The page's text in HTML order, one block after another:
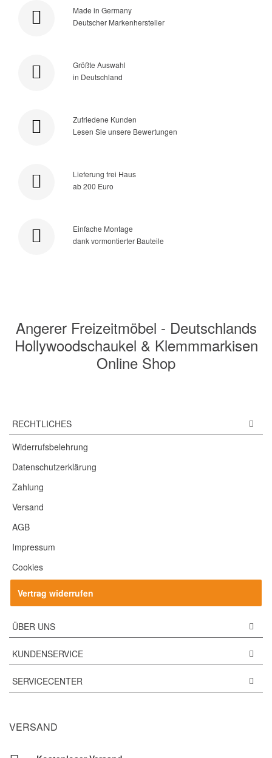
Made in Germany
Deutscher Markenhersteller
Größte Auswahl
in Deutschland
Zufriedene Kunden
Lesen Sie unsere Bewertungen
Lieferung frei Haus
ab 200 Euro
Einfache Montage
dank vormontierter Bauteile
Angerer Freizeitmöbel - Deutschlands
Hollywoodschaukel & Klemmmarkisen
Online Shop
RECHTLICHES
Widerrufsbelehrung
Datenschutzerklärung
Zahlung
Versand
AGB
Impressum
Cookies
Vertrag widerrufen
ÜBER UNS
KUNDENSERVICE
SERVICECENTER
VERSAND